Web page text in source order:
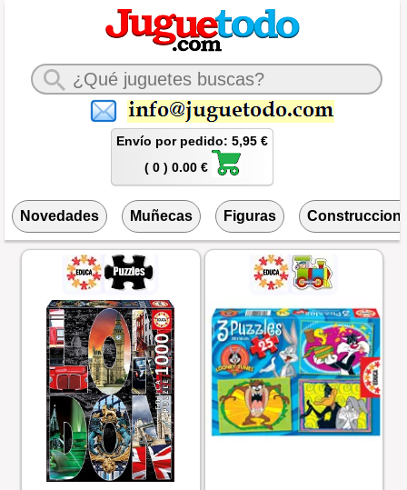
Envío por pedido: 5,95 €
( 0 ) 0.00 €
Novedades Muñecas Figuras